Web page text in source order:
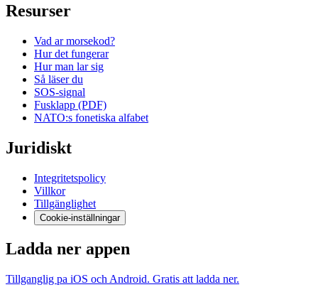
Resurser
Vad ar morsekod?
Hur det fungerar
Hur man lar sig
Så läser du
SOS-signal
Fusklapp (PDF)
NATO:s fonetiska alfabet
Juridiskt
Integritetspolicy
Villkor
Tillgänglighet
Cookie-inställningar
Ladda ner appen
Tillganglig pa iOS och Android. Gratis att ladda ner.